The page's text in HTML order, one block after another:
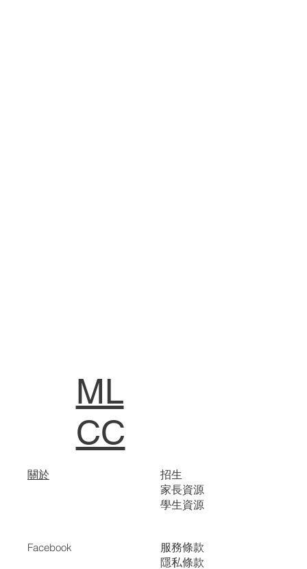
關於
招生
家長資源
學生資源
服務條款
隱私條款
Facebook
ML
CC